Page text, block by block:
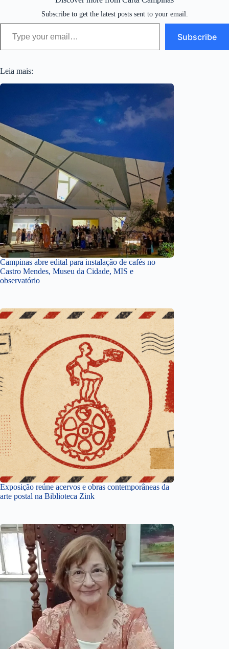
Subscribe to get the latest posts sent to your email.
Type your email…
Subscribe
Leia mais:
Campinas abre edital para instalação de cafés no
Castro Mendes, Museu da Cidade, MIS e
observatório
Exposição reúne acervos e obras contemporâneas da
arte postal na Biblioteca Zink